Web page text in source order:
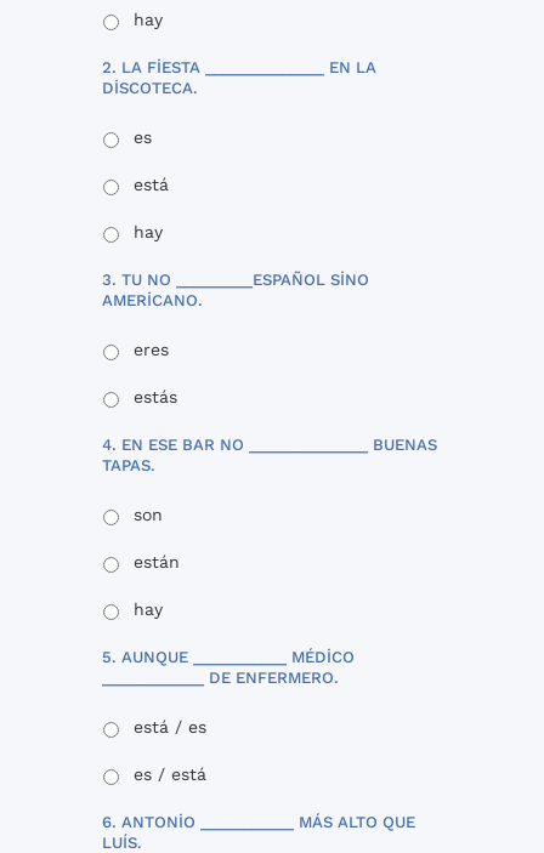
hay
2. LA FIESTA ______________ EN LA
DISCOTECA.
es
está
hay
3. TU NO _________ESPAÑOL SINO
AMERICANO.
eres
estás
4. EN ESE BAR NO ______________ BUENAS
TAPAS.
son
están
hay
5. AUNQUE ___________ MÉDICO
____________ DE ENFERMERO.
está / es
es / está
6. ANTONIO ___________ MÁS ALTO QUE
LUÍS.